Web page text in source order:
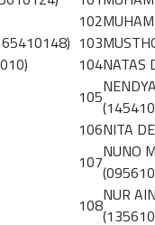
102
103
104NATAS
105
106NITA
107NUNO
108NUR